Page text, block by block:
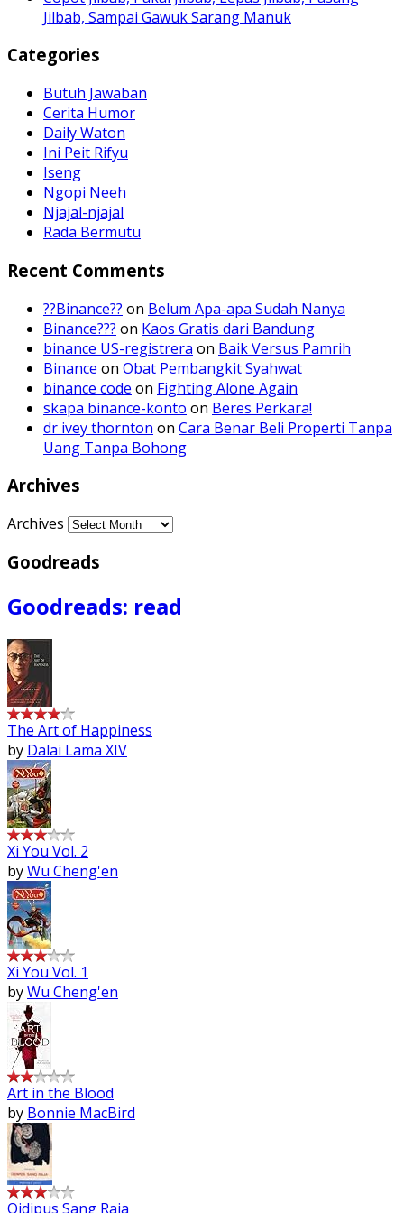
Jilbab, Sampai Gawuk Sarang Manuk
Categories
Butuh Jawaban
Cerita Humor
Daily Waton
Ini Peit Rifyu
Iseng
Ngopi Neeh
Njajal-njajal
Rada Bermutu
Recent Comments
??Binance?? on Belum Apa-apa Sudah Nanya
Binance??? on Kaos Gratis dari Bandung
binance US-registrera on Baik Versus Pamrih
Binance on Obat Pembangkit Syahwat
binance code on Fighting Alone Again
skapa binance-konto on Beres Perkara!
dr ivey thornton on Cara Benar Beli Properti Tanpa
Uang Tanpa Bohong
Archives
Archives
Goodreads
Goodreads: read
The Art of Happiness
by Dalai Lama XIV
Xi You Vol. 2
byWu Cheng'en
Xi You Vol. 1
byWu Cheng'en
Art in the Blood
by Bonnie MacBird
Oidipus Sang Raja